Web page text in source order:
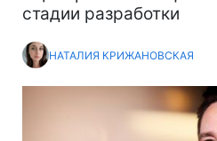
стадии разработки
НАТАЛИЯ КРИЖАНОВСКАЯ